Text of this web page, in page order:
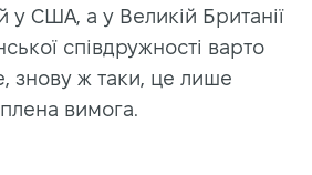
США, а у Великій Британії
співдружності варто
знову ж таки, це лише
вимога.